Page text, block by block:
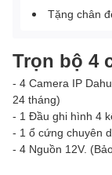
Tặng chân
Trọn bộ 4
- 4 Camera IP
24 tháng)
- 1 Đầu ghi hình 4
- 1 ổ cứng chuyên
- 4 Nguồn 12V.